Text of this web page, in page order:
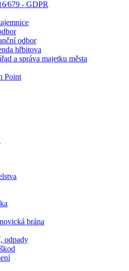
- GDPR
odbor
hřbitova
a správa majetku města
Point
brána
odpady